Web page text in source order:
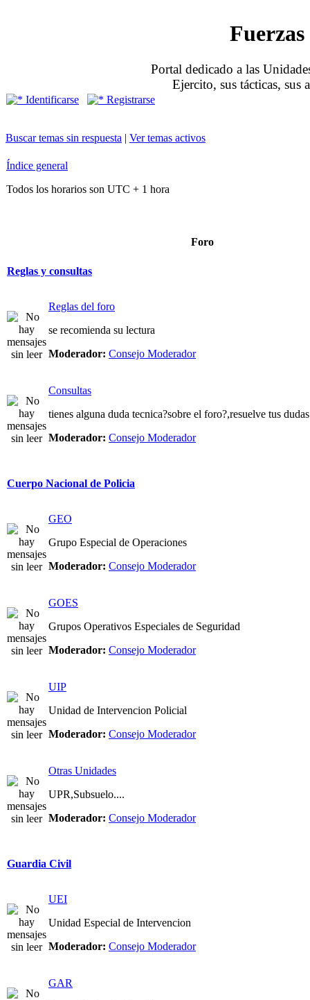
Portal dedicado a las
Ejercito, sus tácticas, sus
Identificarse Registrarse
Buscar temas sin respuesta | Ver temas activos
Índice general
Todos los horarios son UTC + 1 hora
Foro
Reglas y consultas
Reglas del foro
se recomienda su lectura
Moderador: Consejo Moderador
Consultas
tienes alguna duda tecnica?sobre el foro?,resuelve tus
Moderador: Consejo Moderador
Cuerpo Nacional de Policia
GEO
Grupo Especial de Operaciones
Moderador: Consejo Moderador
GOES
Grupos Operativos Especiales de Seguridad
Moderador: Consejo Moderador
UIP
Unidad de Intervencion Policial
Moderador: Consejo Moderador
Otras Unidades
UPR,Subsuelo....
Moderador: Consejo Moderador
Guardia Civil
UEI
Unidad Especial de Intervencion
Moderador: Consejo Moderador
GAR